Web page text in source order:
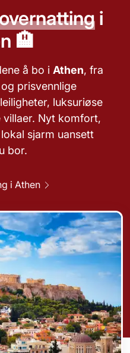
i
🏨
å bo i Athen, fra
prisvennlige
luksuriøse
Nyt komfort,
sjarm uansett
bor.
i Athen